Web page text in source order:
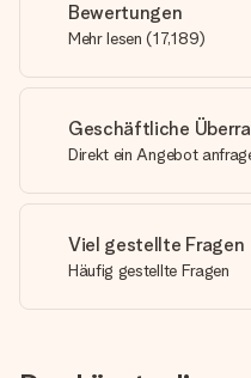
Bewertungen
Mehr lesen (17,189)
Geschäftliche
Direkt ein Angebot
Viel gestellte Fragen
Häufig gestellte Fragen